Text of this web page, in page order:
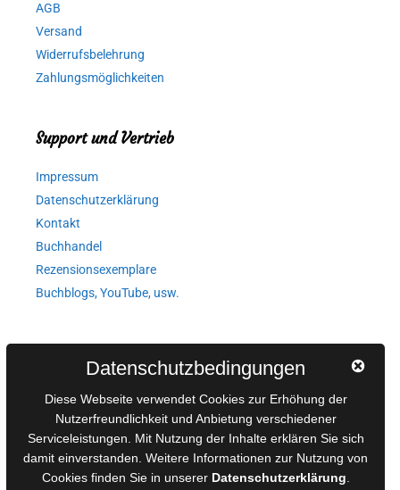
AGB
Versand
Widerrufsbelehrung
Zahlungsmöglichkeiten
Support und Vertrieb
Impressum
Datenschutzerklärung
Kontakt
Buchhandel
Rezensionsexemplare
Buchblogs, YouTube, usw.
AGB für Medienprojekte
Online-Artikel
Manuskripte einreichen
Ausschreibungen
Belegexemplare
Datenschutzbedingungen
Diese Webseite verwendet Cookies zur Erhöhung der
Nutzerfreundlichkeit und Anbietung verschiedener
Serviceleistungen. Mit Nutzung der Inhalte erklären Sie sich
damit einverstanden. Weitere Informationen zur Nutzung von
Cookies finden Sie in unserer Datenschutzerklärung